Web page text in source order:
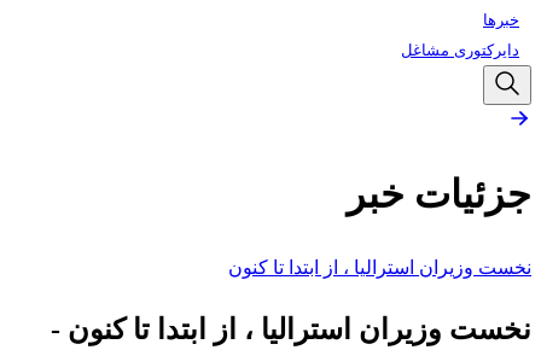
خبرها
دایرکتوری مشاغل
جزئیات خبر
نخست‌ وزیران استرالیا ، از ابتدا تا کنون
نخست‌ وزیران استرالیا ، از ابتدا تا کنون -